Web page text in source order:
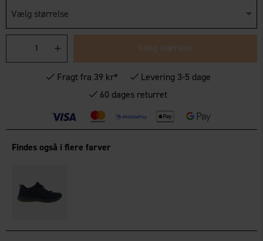
Vælg størrelse
Vælg størrelse
Fragt fra 39 kr*
Levering 3-5 dage
60 dages returret
Findes også i flere farver